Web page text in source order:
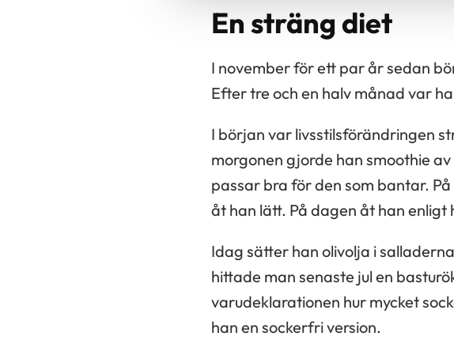
En sträng diet
I november för ett par år sedan
Efter tre och en halv månad var
I början var livsstilsförändringen
morgonen gjorde han smoothie
passar bra för den som bantar.
åt han lätt. På dagen åt han enligt
Idag sätter han olivolja i
hittade man senaste jul en
varudeklarationen hur mycket
han en sockerfri version.